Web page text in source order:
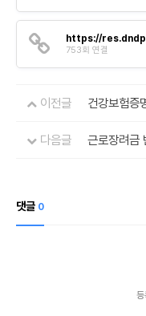
https://
753회 연결
이전글 건강보험증
다음글 근로장려금
댓글 0